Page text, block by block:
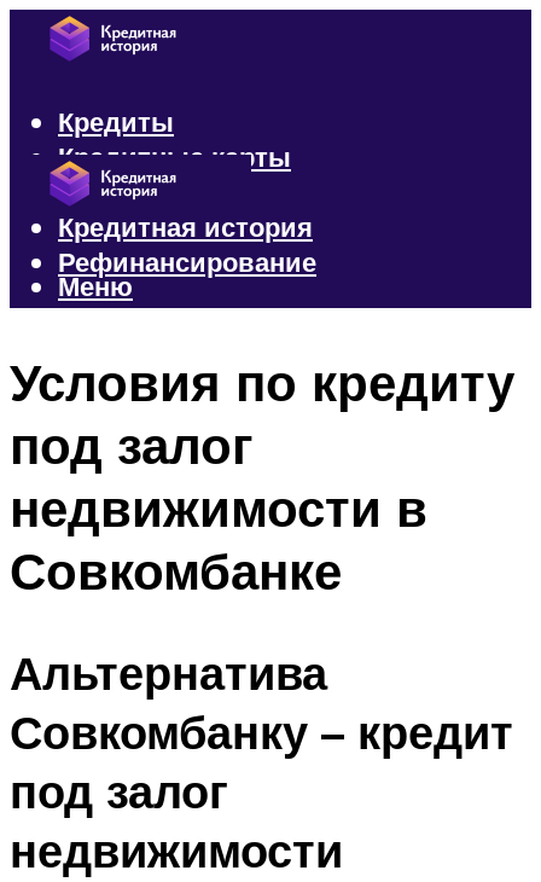
Кредиты
Кредитные карты
Микрозаймы
Кредитная история
Рефинансирование
Меню
Условия по кредиту
под залог
недвижимости в
Совкомбанке
Альтернатива
Совкомбанку – кредит
под залог
недвижимости